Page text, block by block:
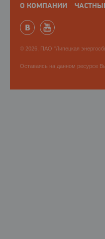
О КОМПАНИИ
© 2026, ПАО "Липецкая
Оставаясь на данном ресурсе